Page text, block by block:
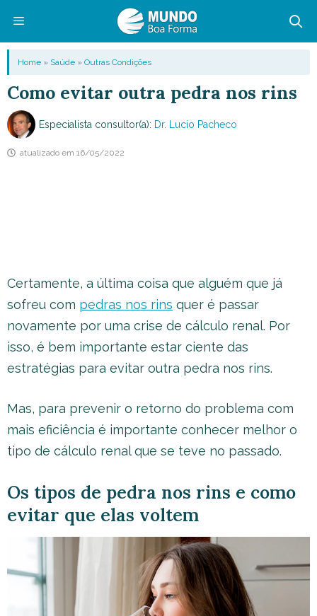
conteúdo
Menu
Home » Saúde » Outras Condições
Como evitar outra pedra nos rins
Especialista consultor(a): Dr. Lucio Pacheco
atualizado em 16/05/2022
Certamente, a última coisa que alguém que já
sofreu com pedras nos rins quer é passar
novamente por uma crise de cálculo renal. Por
isso, é bem importante estar ciente das
estratégias para evitar outra pedra nos rins.
Mas, para prevenir o retorno do problema com
mais eficiência é importante conhecer melhor o
tipo de cálculo renal que se teve no passado.
Os tipos de pedra nos rins e como
evitar que elas voltem